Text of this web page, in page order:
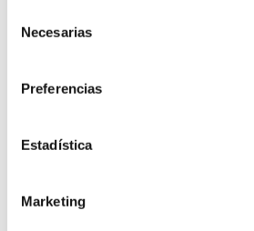
Necesarias
Preferencias
Estadística
Marketing